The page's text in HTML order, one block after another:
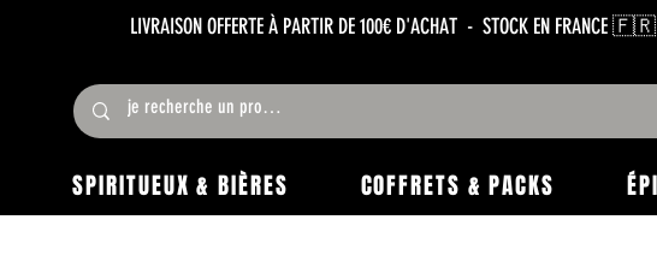
LIVRAISON OFFERTE À PARTIR DE 100€ D'ACHAT - STOCK EN FRANCE 🇫🇷
SPIRITUEUX & BIÈRES COFFRETS & PACKS